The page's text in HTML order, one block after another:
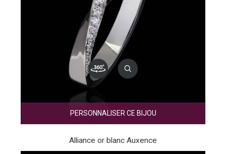
PERSONNALISER CE BIJOU
Alliance or blanc Auxence